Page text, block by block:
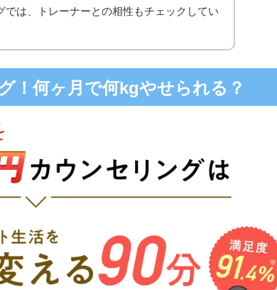
では、トレーナーとの相性もチェックしてい
！何ヶ月で何kgやせられる？